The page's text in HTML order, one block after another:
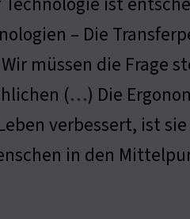
– Die
müssen die Frage
(…) Die
verbessert, ist
in den